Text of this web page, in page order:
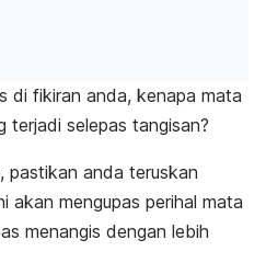
di fikiran anda, kenapa mata
terjadi selepas tangisan?
anda teruskan
akan mengupas perihal mata
menangis dengan lebih